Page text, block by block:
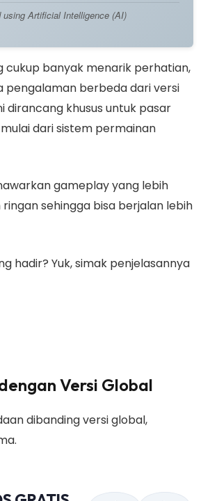
Artificial Intelligence (AI)
cukup banyak menarik perhatian,
pengalaman berbeda dari versi
dirancang khusus untuk pasar
dari sistem permainan
gameplay yang lebih
sehingga bisa berjalan lebih
hadir? Yuk, simak penjelasannya
Versi Global
dibanding versi global,